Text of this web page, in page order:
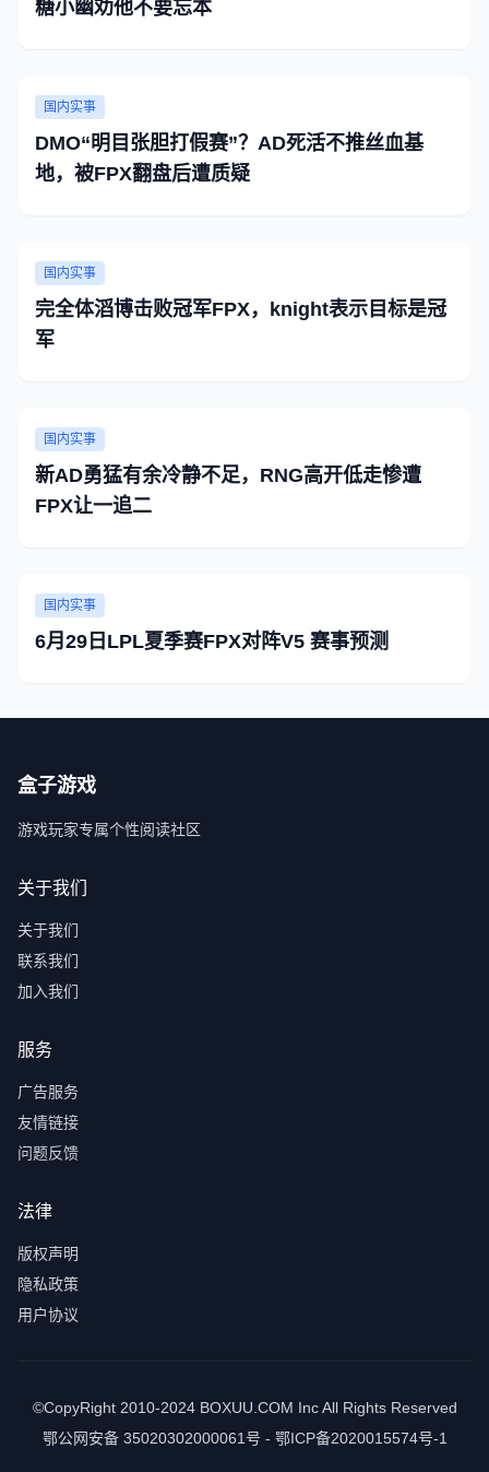
糖小幽劝他不要忘本
国内实事
DMO“明目张胆打假赛”？AD死活不推丝血基
地，被FPX翻盘后遭质疑
国内实事
完全体滔博击败冠军FPX，knight表示目标是冠
军
国内实事
新AD勇猛有余冷静不足，RNG高开低走惨遭
FPX让一追二
国内实事
6月29日LPL夏季赛FPX对阵V5 赛事预测
盒子游戏
游戏玩家专属个性阅读社区
关于我们
关于我们
联系我们
加入我们
服务
广告服务
友情链接
问题反馈
法律
版权声明
隐私政策
用户协议
©CopyRight 2010-2024 BOXUU.COM Inc All Rights Reserved
鄂公网安备 35020302000061号 - 鄂ICP备2020015574号-1